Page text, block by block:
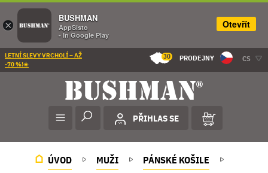
LETNÍ SLEVY VRCHOLÍ – AŽ
-70 %!☀️
30 PRODEJNY CS
PŘIHLAS SE
ÚVOD MUŽI
PÁNSKÉ KOŠILE
×
BUSHMAN
AppSisto
- In Google Play
Otevřít